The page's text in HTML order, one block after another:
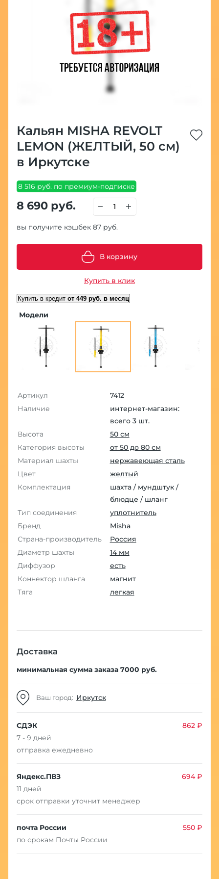
Кальян MISHA REVOLT
LEMON (ЖЕЛТЫЙ, 50 см)
в Иркутске
8 516 руб. по премиум-подписке
8 690 руб.
вы получите кэшбек 87 руб.
В корзину
Купить в клик
Купить в кредит от 449 руб. в месяц
Модели
Артикул
7412
Наличие
интернет-магазин:
всего 3 шт.
Высота
50 см
Категория высоты
от 50 до 80 см
Материал шахты
нержавеющая сталь
Цвет
желтый
Комплектация
шахта / мундштук /
блюдце / шланг
Тип соединения
уплотнитель
Бренд
Misha
Страна-производитель
Россия
Диаметр шахты
14 мм
Диффузор
есть
Коннектор шланга
магнит
Тяга
легкая
Доставка
минимальная сумма заказа 7000 руб.
Ваш город: Иркутск
СДЭК
862 ₽
7 - 9 дней
отправка ежедневно
Яндекс.ПВЗ
694 ₽
11 дней
срок отправки уточнит менеджер
почта России
550 ₽
по срокам Почты России